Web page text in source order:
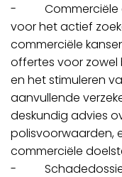
- Commerciële
voor het actief
commerciële
offertes voor
en het stimuleren
aanvullende
deskundig advies
polisvoorwaarden,
commerciële
-